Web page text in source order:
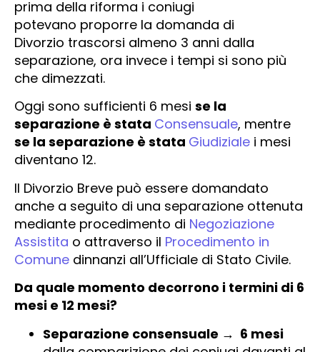
prima della riforma i coniugi
potevano proporre la domanda di
Divorzio trascorsi almeno 3 anni dalla
separazione, ora invece i tempi si sono più
che dimezzati.
Oggi sono sufficienti 6 mesi se la
separazione è stata Consensuale, mentre
se la separazione è stata Giudiziale i mesi
diventano 12.
Il Divorzio Breve può essere domandato
anche a seguito di una separazione ottenuta
mediante procedimento di Negoziazione
Assistita o attraverso il Procedimento in
Comune dinnanzi all’Ufficiale di Stato Civile.
Da quale momento decorrono i termini di 6
mesi e 12 mesi?
Separazione consensuale → 6 mesi